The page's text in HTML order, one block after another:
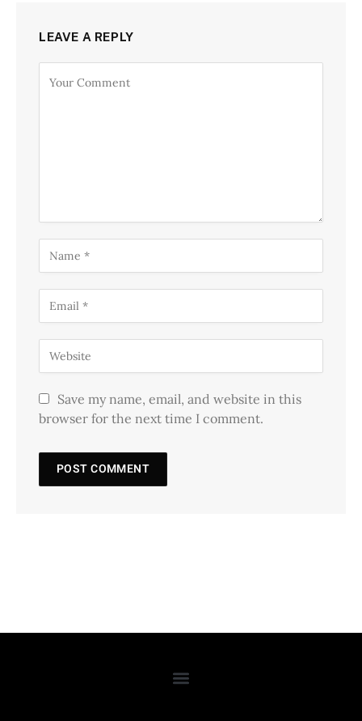
LEAVE A REPLY
Save my name, email, and website in this
browser for the next time I comment.